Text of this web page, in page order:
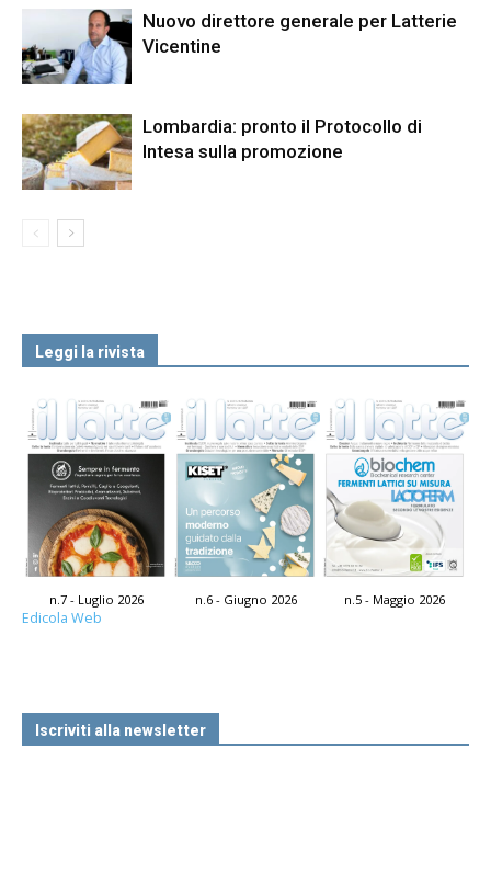
Nuovo direttore generale per Latterie
Vicentine
Lombardia: pronto il Protocollo di
Intesa sulla promozione
Leggi la rivista
n.7 - Luglio 2026 n.6 - Giugno 2026 n.5 - Maggio 2026
Edicola Web
Iscriviti alla newsletter